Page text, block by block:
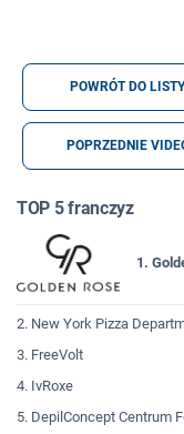
POWRÓT DO LISTY
POPRZEDNIE
TOP 5 franczyz
1.
2. New York Pizza
3. FreeVolt
4. IvRoxe
5. DepilConcept Centrum